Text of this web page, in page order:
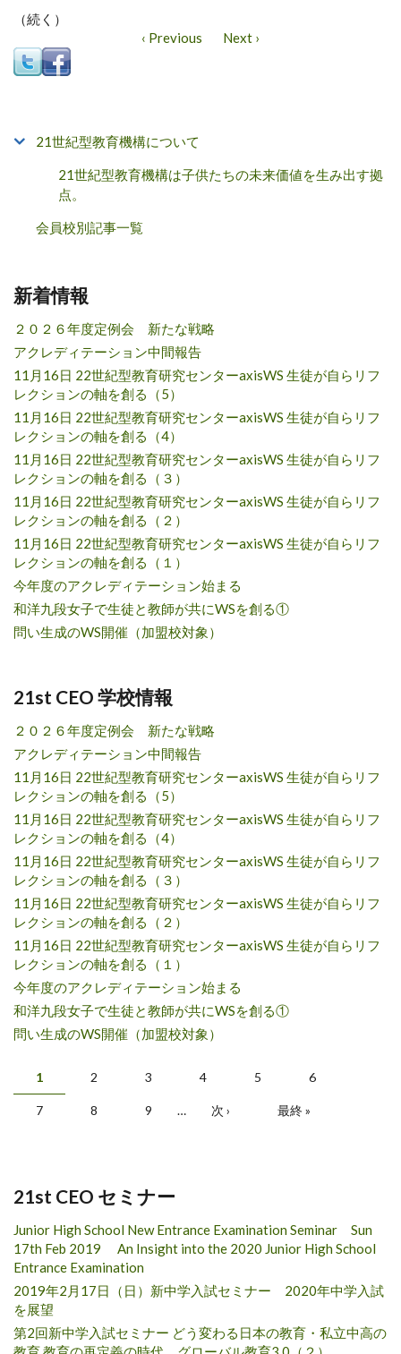
（続く）
‹ Previous
Next ›
21世紀型教育機構について
21世紀型教育機構は子供たちの未来価値を生み出す拠
点。
会員校別記事一覧
新着情報
２０２６年度定例会 新たな戦略
アクレディテーション中間報告
11月16日 22世紀型教育研究センターaxisWS 生徒が自らリフ
レクションの軸を創る（5）
11月16日 22世紀型教育研究センターaxisWS 生徒が自らリフ
レクションの軸を創る（4）
11月16日 22世紀型教育研究センターaxisWS 生徒が自らリフ
レクションの軸を創る（３）
11月16日 22世紀型教育研究センターaxisWS 生徒が自らリフ
レクションの軸を創る（２）
11月16日 22世紀型教育研究センターaxisWS 生徒が自らリフ
レクションの軸を創る（１）
今年度のアクレディテーション始まる
和洋九段女子で生徒と教師が共にWSを創る①
問い生成のWS開催（加盟校対象）
21st CEO 学校情報
２０２６年度定例会 新たな戦略
アクレディテーション中間報告
11月16日 22世紀型教育研究センターaxisWS 生徒が自らリフ
レクションの軸を創る（5）
11月16日 22世紀型教育研究センターaxisWS 生徒が自らリフ
レクションの軸を創る（4）
11月16日 22世紀型教育研究センターaxisWS 生徒が自らリフ
レクションの軸を創る（３）
11月16日 22世紀型教育研究センターaxisWS 生徒が自らリフ
レクションの軸を創る（２）
11月16日 22世紀型教育研究センターaxisWS 生徒が自らリフ
レクションの軸を創る（１）
今年度のアクレディテーション始まる
和洋九段女子で生徒と教師が共にWSを創る①
問い生成のWS開催（加盟校対象）
ページ
1 2 3 4 5 6
7 8 9 … 次 › 最終 »
21st CEO セミナー
Junior High School New Entrance Examination Seminar Sun
17th Feb 2019 An Insight into the 2020 Junior High School
Entrance Examination
2019年2月17日（日）新中学入試セミナー 2020年中学入試
を展望
第2回新中学入試セミナー どう変わる日本の教育・私立中高の